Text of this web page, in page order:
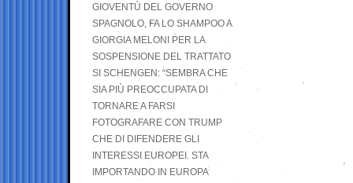
GIOVENTÙ DEL GOVERNO
SPAGNOLO, FA LO SHAMPOO A
GIORGIA MELONI PER LA
SOSPENSIONE DEL TRATTATO
SI SCHENGEN: “SEMBRA CHE
SIA PIÙ PREOCCUPATA DI
TORNARE A FARSI
FOTOGRAFARE CON TRUMP
CHE DI DIFENDERE GLI
INTERESSI EUROPEI. STA
IMPORTANDO IN EUROPA